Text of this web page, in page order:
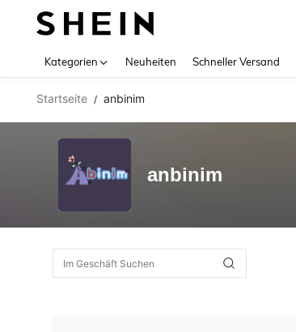
Kategorien Neuheiten Schneller Versand
Startseite / anbinim
anbinim